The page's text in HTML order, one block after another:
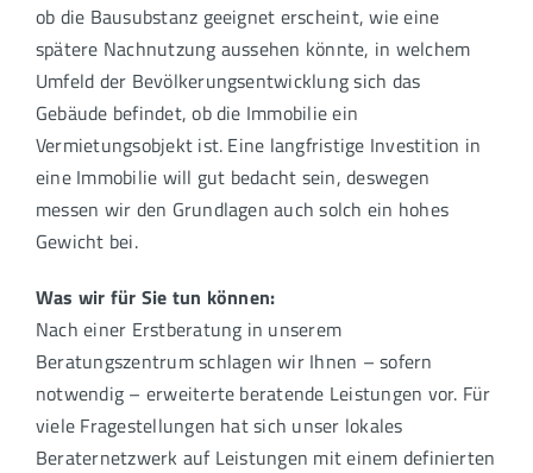
ob die Bausubstanz geeignet erscheint, wie eine
spätere Nachnutzung aussehen könnte, in welchem
Umfeld der Bevölkerungsentwicklung sich das
Gebäude befindet, ob die Immobilie ein
Vermietungsobjekt ist. Eine langfristige Investition in
eine Immobilie will gut bedacht sein, deswegen
messen wir den Grundlagen auch solch ein hohes
Gewicht bei.
Was wir für Sie tun können:
Nach einer Erstberatung in unserem
Beratungszentrum schlagen wir Ihnen – sofern
notwendig – erweiterte beratende Leistungen vor. Für
viele Fragestellungen hat sich unser lokales
Beraternetzwerk auf Leistungen mit einem definierten